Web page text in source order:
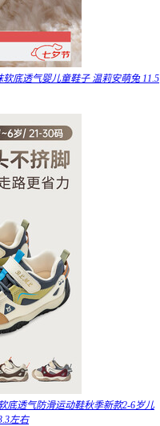
底透气婴儿童鞋子 温莉安萌兔 11.5
底透气防滑运动鞋秋季新款2-6岁儿
左右